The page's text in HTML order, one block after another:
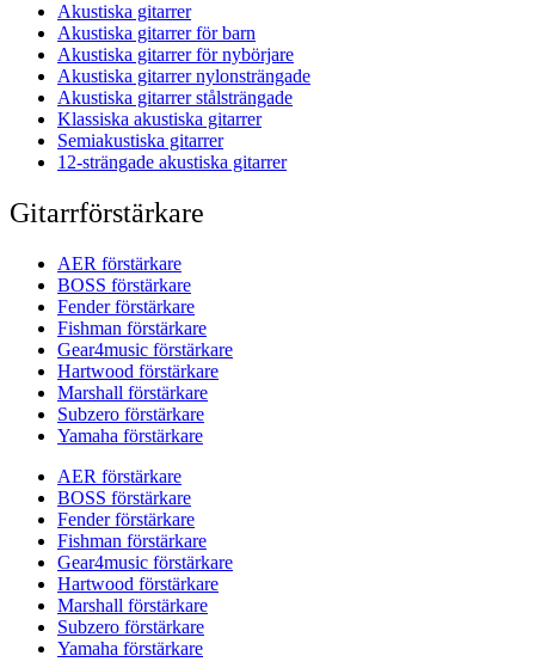
Akustiska gitarrer
Akustiska gitarrer för barn
Akustiska gitarrer för nybörjare
Akustiska gitarrer nylonsträngade
Akustiska gitarrer stålsträngade
Klassiska akustiska gitarrer
Semiakustiska gitarrer
12-strängade akustiska gitarrer
Gitarrförstärkare
AER förstärkare
BOSS förstärkare
Fender förstärkare
Fishman förstärkare
Gear4music förstärkare
Hartwood förstärkare
Marshall förstärkare
Subzero förstärkare
Yamaha förstärkare
AER förstärkare
BOSS förstärkare
Fender förstärkare
Fishman förstärkare
Gear4music förstärkare
Hartwood förstärkare
Marshall förstärkare
Subzero förstärkare
Yamaha förstärkare